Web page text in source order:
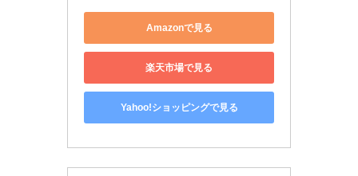
Amazonで見る
楽天市場で見る
Yahoo!ショッピングで見る